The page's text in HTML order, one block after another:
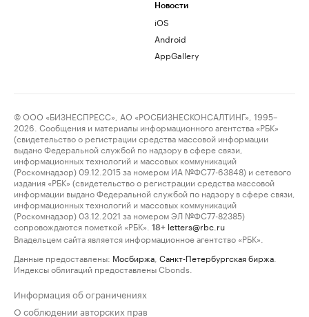
Новости
iOS
Android
AppGallery
© ООО «БИЗНЕСПРЕСС», АО «РОСБИЗНЕСКОНСАЛТИНГ», 1995–
2026. Сообщения и материалы информационного агентства «РБК»
(свидетельство о регистрации средства массовой информации
выдано Федеральной службой по надзору в сфере связи,
информационных технологий и массовых коммуникаций
(Роскомнадзор) 09.12.2015 за номером ИА №ФС77-63848) и сетевого
издания «РБК» (свидетельство о регистрации средства массовой
информации выдано Федеральной службой по надзору в сфере связи,
информационных технологий и массовых коммуникаций
(Роскомнадзор) 03.12.2021 за номером ЭЛ №ФС77-82385)
сопровождаются пометкой «РБК».
18+ letters@rbc.ru
Владельцем сайта является информационное агентство «РБК».
Данные предоставлены: Мосбиржа Санкт-Петербургская биржа
Индексы облигаций предоставлены Cbonds.
Информация об ограничениях
О соблюдении авторских прав